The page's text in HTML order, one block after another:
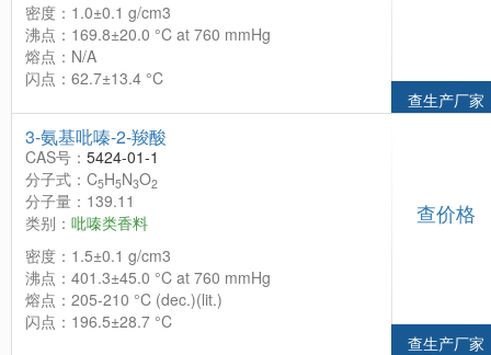
密度：1.0±0.1 g/cm3
沸点：169.8±20.0 °C at 760 mmHg
熔点：N/A
闪点：62.7±13.4 °C
查生产厂家
3-氨基吡嗪-2-羧酸
CAS号： 5424-01-1
分子式：C5H5N3O2
分子量：139.11
类别： 吡嗪类香料
密度：1.5±0.1 g/cm3
沸点：401.3±45.0 °C at 760 mmHg
熔点：205-210 °C (dec.)(lit.)
闪点：196.5±28.7 °C
查价格
查生产厂家